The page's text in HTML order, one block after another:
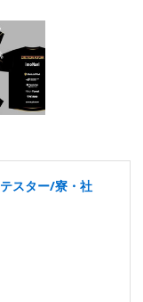
スター/寮・社